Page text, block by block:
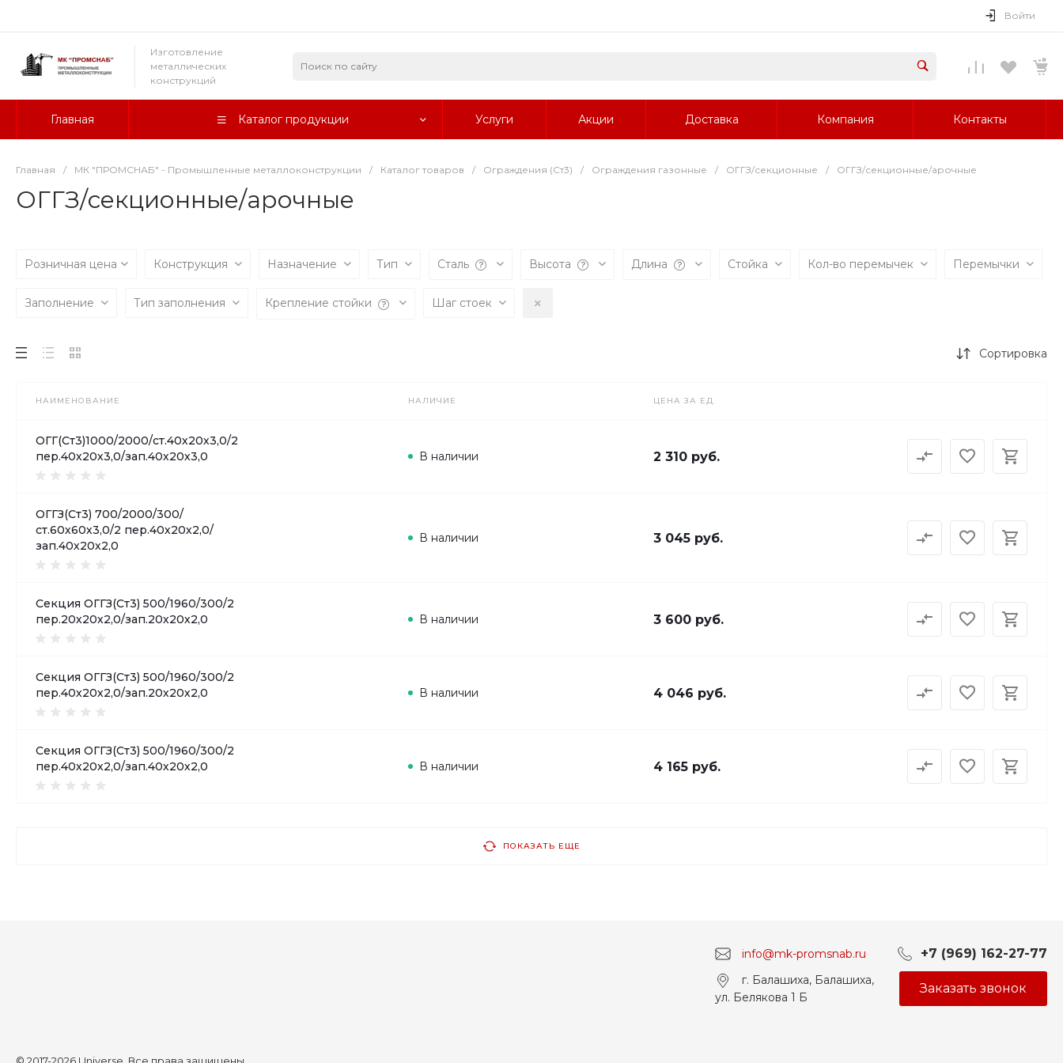
Войти
Изготовление
металлических
конструкций
Главная Каталог продукции Услуги Акции Доставка Компания Контакты
Главная / МК "ПРОМСНАБ" - Промышленные металлоконструкции / Каталог товаров / Ограждения (Ст3) / Ограждения газонные / ОГГЗ/секционные / ОГГЗ/секционные/арочные
ОГГЗ/секционные/арочные
Розничная цена Конструкция Назначение Тип Сталь Высота Длина Стойка Кол-во перемычек Перемычки
Заполнение Тип заполнения Крепление стойки Шаг стоек
Сортировка
НАИМЕНОВАНИЕ НАЛИЧИЕ ЦЕНА ЗА ЕД.
ОГГ(Ст3)1000/2000/ст.40х20х3,0/2
пер.40х20х3,0/зап.40х20х3,0
В наличии 2 310 руб.
ОГГЗ(Ст3) 700/2000/300/
ст.60х60х3,0/2 пер.40х20х2,0/
зап.40х20х2,0
В наличии 3 045 руб.
Секция ОГГЗ(Ст3) 500/1960/300/2
пер.20х20х2,0/зап.20х20х2,0
В наличии 3 600 руб.
Секция ОГГЗ(Ст3) 500/1960/300/2
пер.40х20х2,0/зап.20х20х2,0
В наличии 4 046 руб.
Секция ОГГЗ(Ст3) 500/1960/300/2
пер.40х20х2,0/зап.40х20х2,0
В наличии 4 165 руб.
ПОКАЗАТЬ ЕЩЕ
info@mk-promsnab.ru +7 (969) 162-27-77
г. Балашиха, Балашиха,
ул. Белякова 1 Б
Заказать звонок